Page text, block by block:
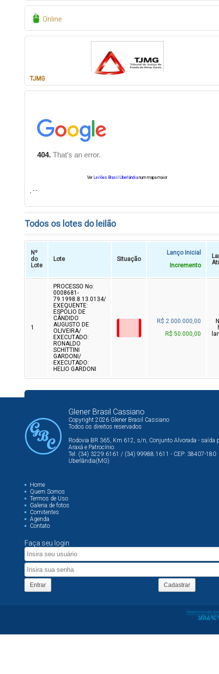
Online
TJMG
Ver Leilões Brasil Uberlândia num mapa maior
, - -
Todos os lotes do leilão
Nº
do
Lote
Lote Situação
Lanço Inicial
Incremento
1
PROCESSO No:
0008681-
79.1998.8.13.0134/
EXEQUENTE:
ESPÓLIO DE
CÂNDIDO
AUGUSTO DE
OLIVEIRA/
EXECUTADO:
RONALDO
SCHITTINI
GARDONI/
EXECUTADO:
HELIO GARDONI
R$ 2.000.000,00
R$ 50.000,00
Glener Brasil Cassiano
Copyright 2026 Glener Brasil Cassiano
Todos os direitos reservados
Rodovia BR 365, Km 612, s/n, Conjunto Alvorada - saída
Araxá e Patrocínio.
Tel: (34) 3229.6161 / (34) 99988.1611 - CEP: 38407-180
Uberlândia(MG)
Home
Quem Somos
Termos de Uso
Galeria de fotos
Comitentes
Agenda
Contato
Faça seu login
Entrar Cadastrar